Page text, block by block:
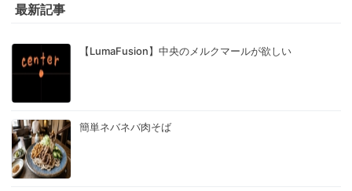
最新記事
【LumaFusion】中央のメルクマールが欲しい
簡単ネバネバ肉そば